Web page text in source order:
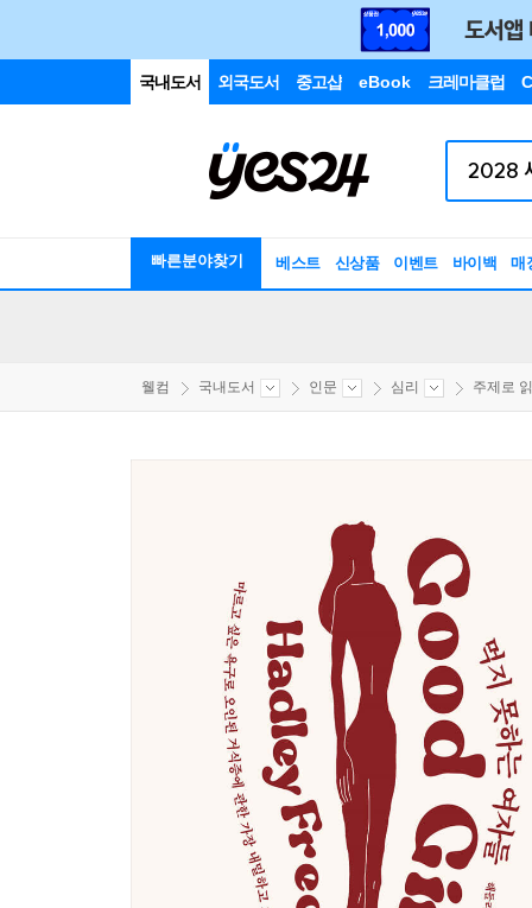
국내도서 외국도서 중고샵 eBook 크레마클럽
빠른분야찾기 베스트 신상품 이벤트 바이백 매
웰컴 국내도서 인문 심리 주제로